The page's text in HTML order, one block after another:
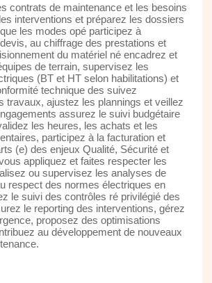
contrats de maintenance et les besoins
interventions et préparez les dossiers
les modes opé participez à
au chiffrage des prestations et
du matériel né encadrez et
de terrain, supervisez les
(BT et HT selon habilitations) et
technique des suivez
travaux, ajustez les plannings et veillez
assurez le suivi budgétaire
les heures, les achats et les
participez à la facturation et
(e) des enjeux Qualité, Sécurité et
appliquez et faites respecter les
ou supervisez les analyses de
respect des normes électriques en
le suivi des contrôles ré privilégié des
le reporting des interventions, gérez
proposez des optimisations
au développement de nouveaux